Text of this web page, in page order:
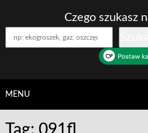
Czego szukasz
MENU
Tag: 091fl